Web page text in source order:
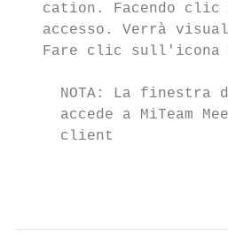
cation. Facendo clic
accesso. Verrà
Fare clic sull'icona
NOTA: La finestra
accede a MiTeam
     client